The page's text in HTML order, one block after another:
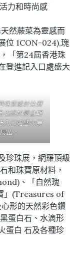
力和時尚感
然蕨菜為靈感而
位 1CON-024),瑰
「第24屆香港珠
登進記入口處盛大
珠寶設計比賽
也將於展會期
入口處盛大展
出。
珍珠展，網羅頂級
和珠寶原材料，
、「自然瑰
」(Treasures of
形的天然彩色鑽
蛋白石、水滴形
蛋白 石及各種珍